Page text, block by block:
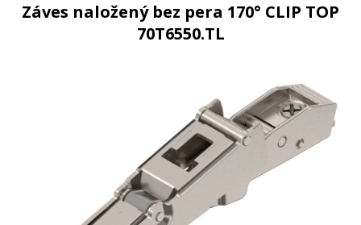
Záves naložený bez pera 170° CLIP TOP
70T6550.TL